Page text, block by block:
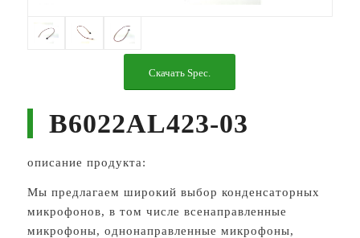
Скачать Spec.
B6022AL423-03
описание продукта:
Мы предлагаем широкий выбор конденсаторных
микрофонов, в том числе всенаправленные
микрофоны, однонаправленные микрофоны,